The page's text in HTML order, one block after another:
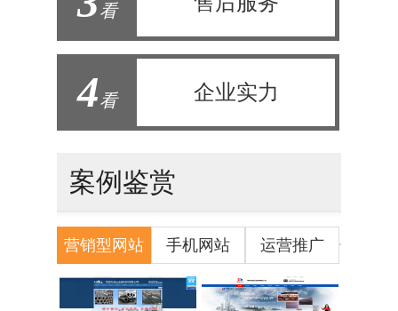
看
4看 企业实力
案例鉴赏
营销型网站 手机网站 运营推广